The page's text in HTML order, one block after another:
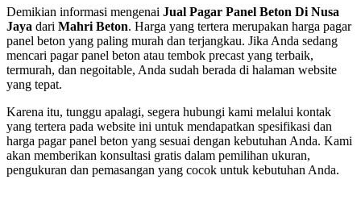
Demikian informasi mengenai Jual Pagar Panel Beton Di Nusa
Jaya dari Mahri Beton. Harga yang tertera merupakan harga pagar
panel beton yang paling murah dan terjangkau. Jika Anda sedang
mencari pagar panel beton atau tembok precast yang terbaik,
termurah, dan negoitable, Anda sudah berada di halaman website
yang tepat.
Karena itu, tunggu apalagi, segera hubungi kami melalui kontak
yang tertera pada website ini untuk mendapatkan spesifikasi dan
harga pagar panel beton yang sesuai dengan kebutuhan Anda. Kami
akan memberikan konsultasi gratis dalam pemilihan ukuran,
pengukuran dan pemasangan yang cocok untuk kebutuhan Anda.